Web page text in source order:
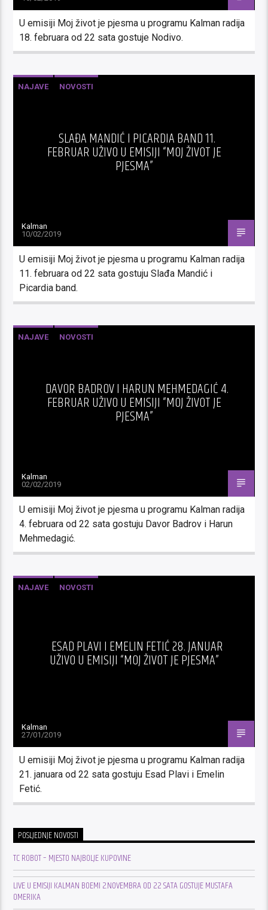
U emisiji Moj život je pjesma u programu Kalman radija
18. februara od 22 sata gostuje Nodivo.
NAJAVE NOVOSTI
SLAĐA MANDIĆ I PICARDIA BAND 11.
FEBRUAR UŽIVO U EMISIJI “MOJ ŽIVOT JE
PJESMA”
Kalman
10/02/2019
U emisiji Moj život je pjesma u programu Kalman radija
11. februara od 22 sata gostuju Slađa Mandić i
Picardia band.
NAJAVE NOVOSTI
DAVOR BADROV I HARUN MEHMEDAGIĆ 4.
FEBRUAR UŽIVO U EMISIJI “MOJ ŽIVOT JE
PJESMA”
Kalman
02/02/2019
U emisiji Moj život je pjesma u programu Kalman radija
4. februara od 22 sata gostuju Davor Badrov i Harun
Mehmedagić.
NAJAVE NOVOSTI
ESAD PLAVI I EMELIN FETIĆ 28. JANUAR
UŽIVO U EMISIJI “MOJ ŽIVOT JE PJESMA”
Kalman
27/01/2019
U emisiji Moj život je pjesma u programu Kalman radija
21. januara od 22 sata gostuju Esad Plavi i Emelin
Fetić.
POSLJEDNJE NOVOSTI
TC ROBOT – MJESTO NAJBOLJE KUPOVINE
LIVE U EMISIJI KALMAN BOEMI 2.NOVEMBRA OD 22 SATA GOSTUJE MUSTAFA
OMERIKA